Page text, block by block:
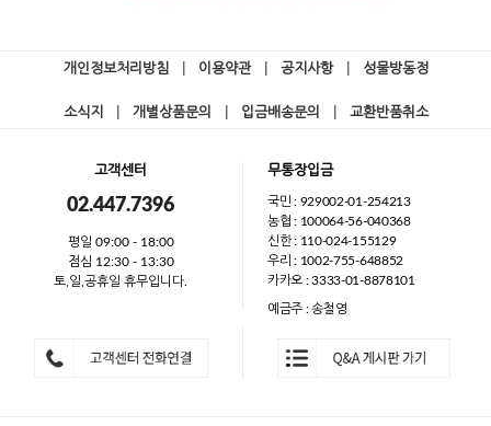
개인정보처리방침 이용약관 공지사항 성물방동정
소식지 개별상품문의 입금배송문의 교환반품취소
고객센터
02.447.7396
평일 09:00 - 18:00
점심 12:30 - 13:30
토,일,공휴일 휴무입니다.
무통장입금
국민 : 929002-01-254213
농협 : 100064-56-040368
신한 : 110-024-155129
우리 : 1002-755-648852
카카오 : 3333-01-8878101
예금주 : 송철영